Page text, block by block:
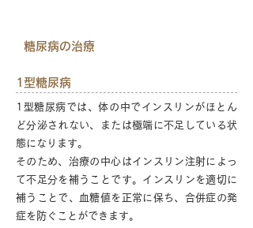
糖尿病の治療
1型糖尿病
1型糖尿病では、体の中でインスリンがほとん
ど分泌されない、または極端に不足している状
態になります。
そのため、治療の中心はインスリン注射によっ
て不足分を補うことです。インスリンを適切に
補うことで、血糖値を正常に保ち、合併症の発
症を防ぐことができます。